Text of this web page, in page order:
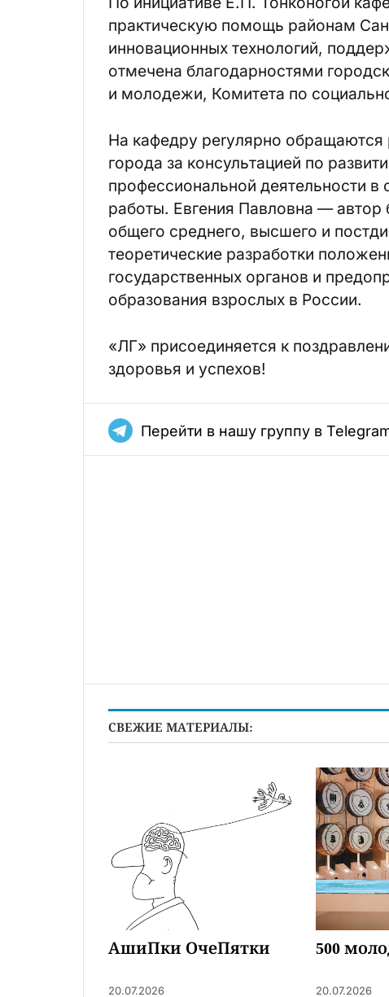
практическую помощь районам
инновационных технологий,
отмечена благодарностями
и молодежи, Комитета по
На кафедру реryлярно обращаются
города за консультацией по
профессиональной деятельности в
работы. Евгения Павловна —
общего среднего, высшего и
теоретические разработки
государственных органов и
образования взрослых в России.
«ЛГ» присоединяется к
здоровья и успехов!
Перейти в нашу группу в
СВЕЖИЕ МАТЕРИАЛЫ:
АшиПки ОчеПятки
20.07.2026
500
20.07.2026